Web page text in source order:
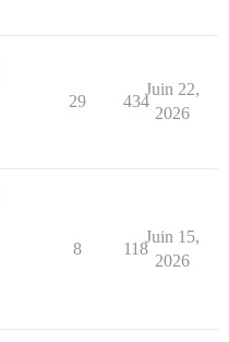
29 434
Juin 22,
2026
8 118
Juin 15,
2026